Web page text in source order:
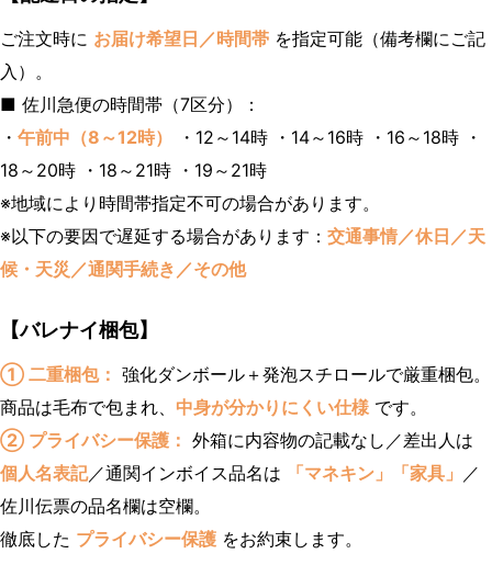
ご注文時に お届け希望日／時間帯 を指定可能（備考欄にご記
入）。
■ 佐川急便の時間帯（7区分）：
・ 午前中（8～12時）
・12～14時 ・14～16時 ・16～18時 ・
18～20時 ・18～21時 ・19～21時
※地域により時間帯指定不可の場合があります。
※以下の要因で遅延する場合があります： 交通事情／休日／天
候・天災／通関手続き／その他
【バレナイ梱包】
① 二重梱包： 強化ダンボール＋発泡スチロールで厳重梱包。
商品は毛布で包まれ、 中身が分かりにくい仕様 です。
② プライバシー保護： 外箱に内容物の記載なし／差出人は
個人名表記／通関インボイス品名は 「マネキン」「家具」 ／
佐川伝票の品名欄は空欄。
徹底した プライバシー保護 をお約束します。